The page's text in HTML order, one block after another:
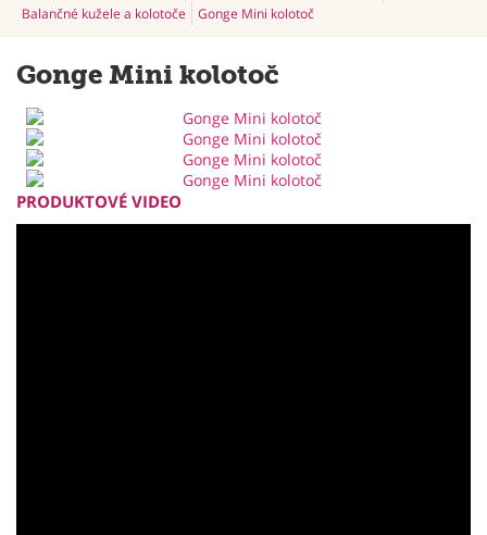
Balančné kužele a kolotoče
Gonge Mini kolotoč
Gonge Mini kolotoč
PRODUKTOVÉ VIDEO